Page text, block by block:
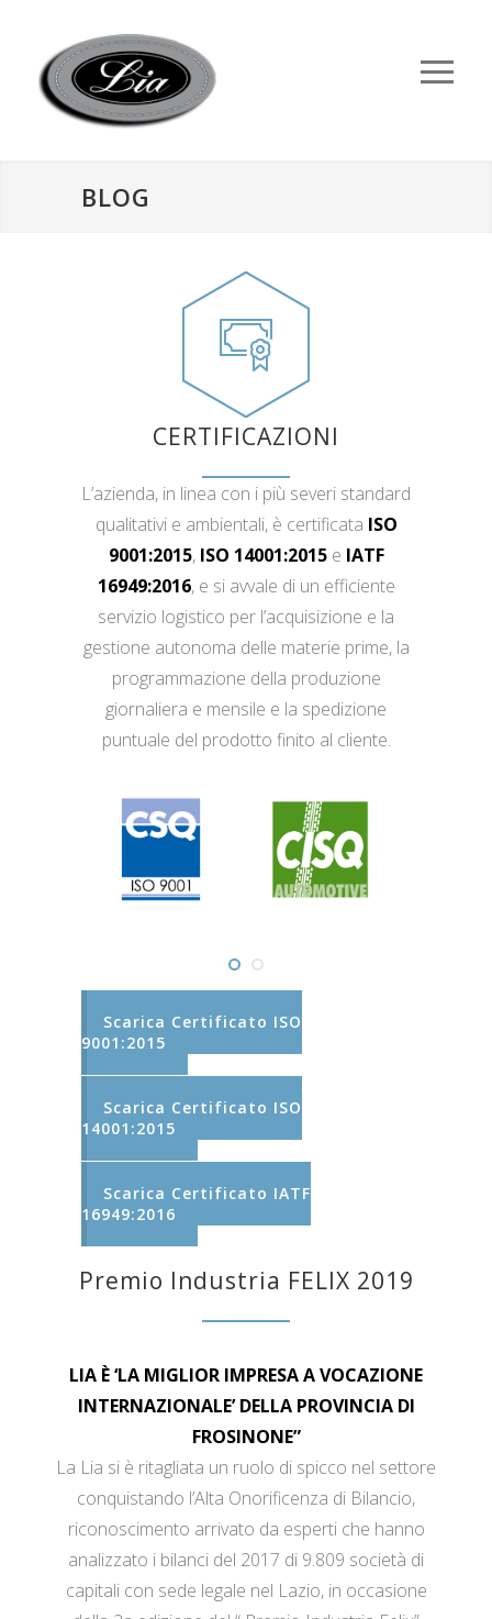
BLOG
CERTIFICAZIONI
L’azienda, in linea con i più severi standard
qualitativi e ambientali, è certificata ISO
9001:2015, ISO 14001:2015e IATF
16949:2016, e si avvale di un efficiente
servizio logistico per l’acquisizione e la
gestione autonoma delle materie prime, la
programmazione della produzione
giornaliera e mensile e la spedizione
puntuale del prodotto finito al cliente.
Scarica Certificato ISO
9001:2015
Scarica Certificato ISO
14001:2015
Scarica Certificato IATF
16949:2016
Premio Industria FELIX 2019
LIA È ‘LA MIGLIOR IMPRESA A VOCAZIONE
INTERNAZIONALE’ DELLA PROVINCIA DI
FROSINONE”
La Lia si è ritagliata un ruolo di spicco nel settore
conquistando l’Alta Onorificenza di Bilancio,
riconoscimento arrivato da esperti che hanno
analizzato i bilanci del 2017 di 9.809 società di
capitali con sede legale nel Lazio, in occasione